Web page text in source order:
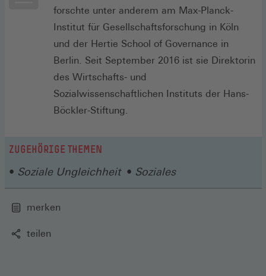
forschte unter anderem am Max-Planck-
Institut für Gesellschaftsforschung in Köln
und der Hertie School of Governance in
Berlin. Seit September 2016 ist sie Direktorin
des Wirtschafts- und
Sozialwissenschaftlichen Instituts der Hans-
Böckler-Stiftung.
ZUGEHÖRIGE THEMEN
Soziale Ungleichheit Soziales
merken
teilen